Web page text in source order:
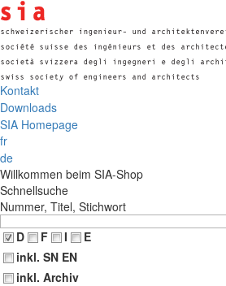
Kontakt
Downloads
SIA Homepage
fr
de
Willkommen beim SIA-Shop
Schnellsuche
Nummer, Titel, Stichwort
D
F I
E
inkl. SN EN
inkl. Archiv